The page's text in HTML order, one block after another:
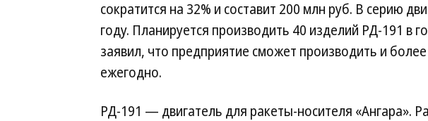
сократится на 32% и составит 200 млн руб. В серию
году. Планируется производить 40 изделий РД-191 в
заявил, что предприятие сможет производить и
ежегодно.
РД-191 — двигатель для ракеты-носителя «Ангара».